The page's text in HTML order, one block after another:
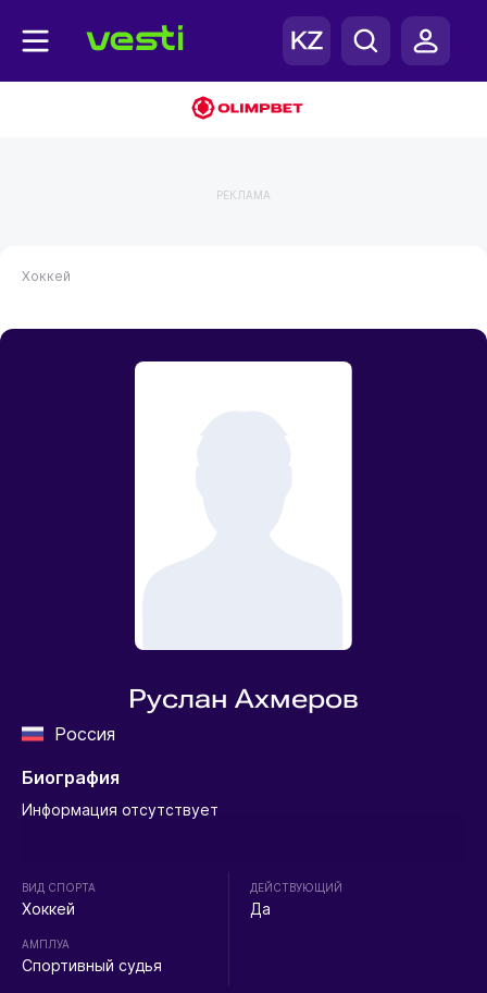
РЕКЛАМА
Хоккей
Руслан Ахмеров
Россия
Биография
Информация отсутствует
ВИД СПОРТА
Хоккей
АМПЛУА
Спортивный судья
ДЕЙСТВУЮЩИЙ
Да